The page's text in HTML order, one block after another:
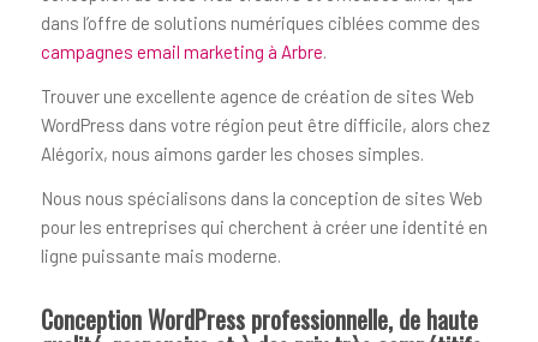
dans l’offre de solutions numériques ciblées comme des
campagnes email marketing à Arbre.
Trouver une excellente agence de création de sites Web
WordPress dans votre région peut être difficile, alors chez
Alégorix, nous aimons garder les choses simples.
Nous nous spécialisons dans la conception de sites Web
pour les entreprises qui cherchent à créer une identité en
ligne puissante mais moderne.
Conception WordPress professionnelle, de haute